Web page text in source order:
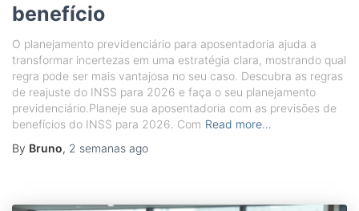
benefício
O planejamento previdenciário para aposentadoria ajuda a
transformar incertezas em uma estratégia clara, mostrando qual
regra pode ser mais vantajosa no seu caso. Descubra as regras
de reajuste do INSS para 2026 e faça o seu planejamento
previdenciário.Planeje sua aposentadoria com as previsões de
benefícios do INSS para 2026. Com Read more…
By Bruno, 2 semanas ago